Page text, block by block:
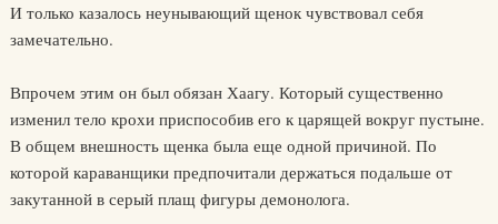
И только казалось неунывающий щенок чувствовал себя
замечательно.
Впрочем этим он был обязан Хаагу. Который существенно
изменил тело крохи приспособив его к царящей вокруг пустыне.
В общем внешность щенка была еще одной причиной. По
которой караванщики предпочитали держаться подальше от
закутанной в серый плащ фигуры демонолога.